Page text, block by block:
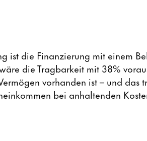
ist die Finanzierung mit einem
die Tragbarkeit mit 38%
vorhanden ist – und
bei anhaltenden